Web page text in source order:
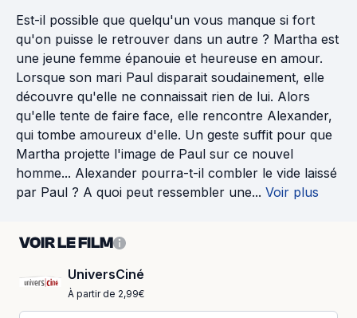
Est-il possible que quelqu'un vous manque si fort
qu'on puisse le retrouver dans un autre ? Martha est
une jeune femme épanouie et heureuse en amour.
Lorsque son mari Paul disparait soudainement, elle
découvre qu'elle ne connaissait rien de lui. Alors
qu'elle tente de faire face, elle rencontre Alexander,
qui tombe amoureux d'elle. Un geste suffit pour que
Martha projette l'image de Paul sur ce nouvel
homme... Alexander pourra-t-il combler le vide laissé
par Paul ? A quoi peut ressembler une... Voir plus
VOIR LE FILM
UniversCiné
À partir de 2,99€